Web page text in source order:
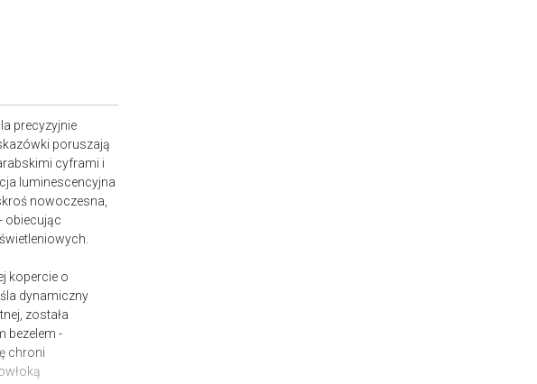
precyzyjnie
poruszają
cyframi i
luminescencyjna
nowoczesna,
obiecując
kopercie o
dynamiczny
została
bezelem -
chroni